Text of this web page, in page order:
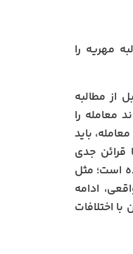
مهریه را
مطالبه
معامله را
باید
قرائن جدی
است؛ مثل
ادامه
اختلافات